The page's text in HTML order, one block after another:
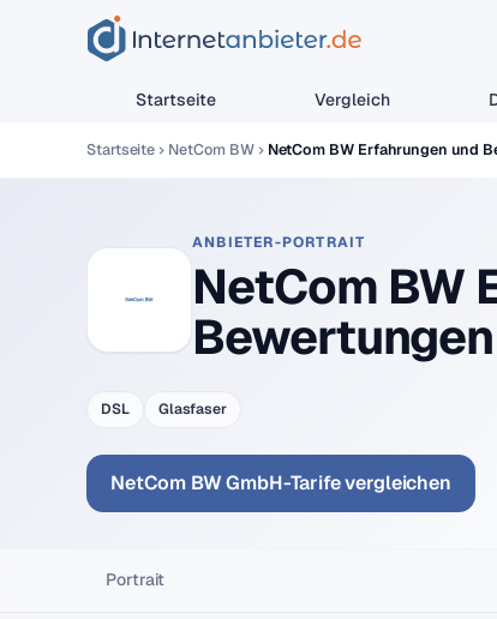
Startseite Vergleich
Startseite NetCom BW NetCom BW Erfahrungen und
ANBIETER-PORTRAIT
NetCom BW
Bewertungen
DSL Glasfaser
NetCom BW GmbH-Tarife vergleichen
Portrait